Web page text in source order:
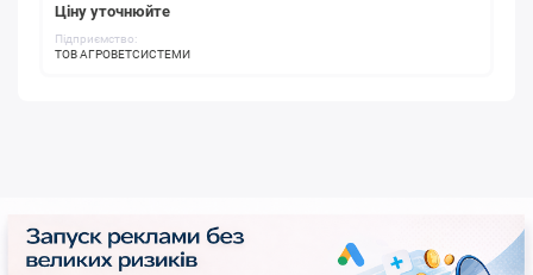
Ціну уточнюйте
Підприємство:
ТОВ АГРОВЕТСИСТЕМИ